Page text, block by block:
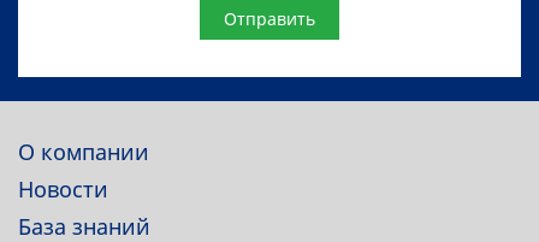
О компании
Новости
База знаний